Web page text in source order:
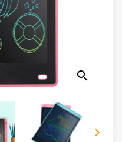
search
